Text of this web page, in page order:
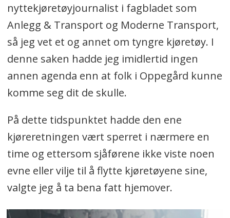
nyttekjøretøyjournalist i fagbladet som
Anlegg & Transport og Moderne Transport,
så jeg vet et og annet om tyngre kjøretøy. I
denne saken hadde jeg imidlertid ingen
annen agenda enn at folk i Oppegård kunne
komme seg dit de skulle.
På dette tidspunktet hadde den ene
kjøreretningen vært sperret i nærmere en
time og ettersom sjåførene ikke viste noen
evne eller vilje til å flytte kjøretøyene sine,
valgte jeg å ta bena fatt hjemover.